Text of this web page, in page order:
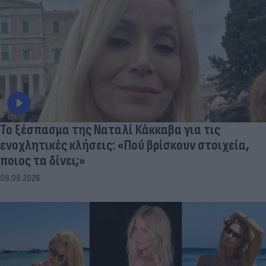
Το ξέσπασμα της Ναταλί Κάκκαβα για τις
ενοχλητικές κλήσεις: «Πού βρίσκουν στοιχεία,
ποιος τα δίνει;»
08.08.2026